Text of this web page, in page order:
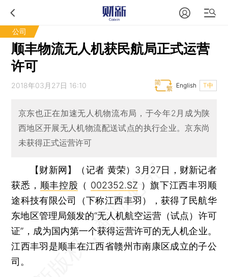
公司
顺丰物流无人机获民航局正式运营
许可
2018年03月27日 16:10 T中
English
京东也正在加速无人机物流布局，于今年2月成为陕
西地区开展无人机物流配送试点的执行企业。京东尚
未获得正式运营许可
【财新网】（记者 黄荣） 3月27日，财新记者
获悉， 顺丰控股 （ 002352.SZ ）旗下江西丰羽顺
途科技有限公司（下称江西丰羽），获得了民航华
东地区管理局颁发的“无人机航空运营（试点）许可
证”，成为国内第一个获得运营许可的无人机企业。
江西丰羽是顺丰在江西省赣州市南康区成立的子公
司。